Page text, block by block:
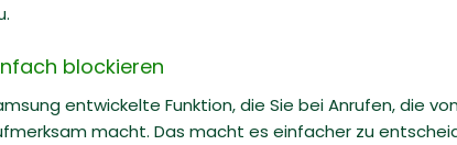
blockieren
entwickelte Funktion, die Sie bei Anrufen, die
macht. Das macht es einfacher zu